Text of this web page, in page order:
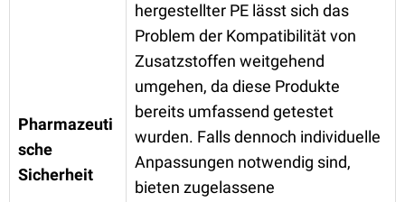
Pharmazeuti
sche
Sicherheit
hergestellter PE lässt sich das
Problem der Kompatibilität von
Zusatzstoffen weitgehend
umgehen, da diese Produkte
bereits umfassend getestet
wurden. Falls dennoch individuelle
Anpassungen notwendig sind,
bieten zugelassene